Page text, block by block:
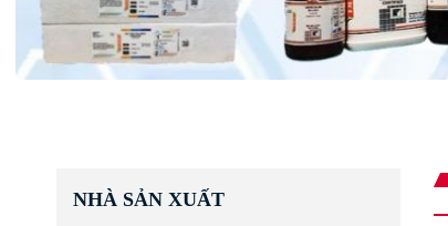
NHÀ SẢN XUẤT